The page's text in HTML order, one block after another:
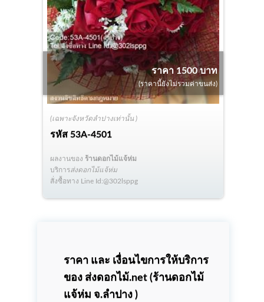
(เฉพาะจังหวัดลำปางเท่านั้น )
รหัส53A-4501
ราคา 1500 บาท
(ราคานี้ยังไม่รวมค่าขนส่ง)
ผลงานของ ร้านดอกไม้แจ้ห่ม
บริการส่งดอกไม้แจ้ห่ม
สั่งซื้อทาง Line Id:@302lsppg
ราคา และ เงื่อนไขการให้บริการ
ของ ส่งดอกไม้.net (ร้านดอกไม้
แจ้ห่ม จ.ลำปาง )